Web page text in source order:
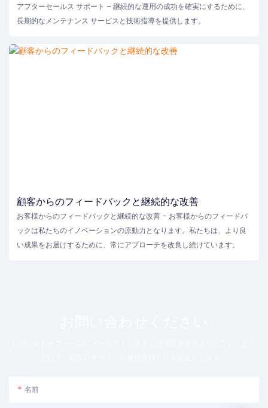
アフターセールス サポート – 継続的な運用の成功を確実にするために、
長期的なメンテナンス サービスと技術指導を提供します。
顧客からのフィードバックと継続的な改善
お客様からのフィードバックと継続的な改善 – お客様からのフィードバ
ックは私たちのイノベーションの原動力となります。私たちは、より良
い成果をお届けするために、常にアプローチを改良し続けています。
名前